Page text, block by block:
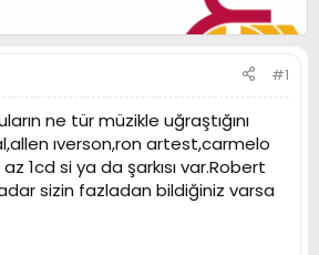
#1
ne tür müzikle uğraştığını
ıverson,ron artest,carmelo
1cd si ya da şarkısı var.Robert
sizin fazladan bildiğiniz varsa